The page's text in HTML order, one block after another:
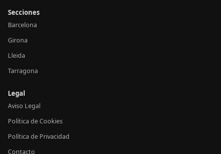
Secciones
Barcelona
Girona
Lleida
Tarragona
Legal
Aviso Legal
Política de Cookies
Política de Privacidad
Contacto